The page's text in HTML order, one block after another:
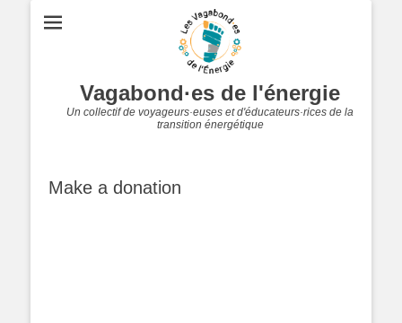
Vagabond·es de l'énergie
Un collectif de voyageurs·euses et d'éducateurs·rices de la
transition énergétique
Make a donation